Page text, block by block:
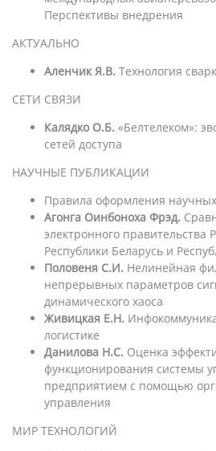
Перспективы внедрения
АКТУАЛЬНО
Аленчик Я.В. Технология
СЕТИ СВЯЗИ
Калядко О.Б. «Белтелеком»:
сетей доступа
НАУЧНЫЕ ПУБЛИКАЦИИ
Правила оформления научных
Агонга Оинбоноха Фрэд.
электронного правительства
Республики Беларусь и
Половеня С.И. Нелинейная
непрерывных параметров
динамического хаоса
Живицкая Е.Н.
логистике
Данилова Н.С. Оценка
функционирования системы
предприятием с помощью
управления
МИР ТЕХНОЛОГИЙ